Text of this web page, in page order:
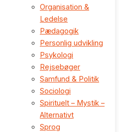
Organisation &
Ledelse
Pædagogik
Personlig udvikling
Psykologi
Rejsebøger
Samfund & Politik
Sociologi
Spirituelt – Mystik –
Alternativt
Sprog